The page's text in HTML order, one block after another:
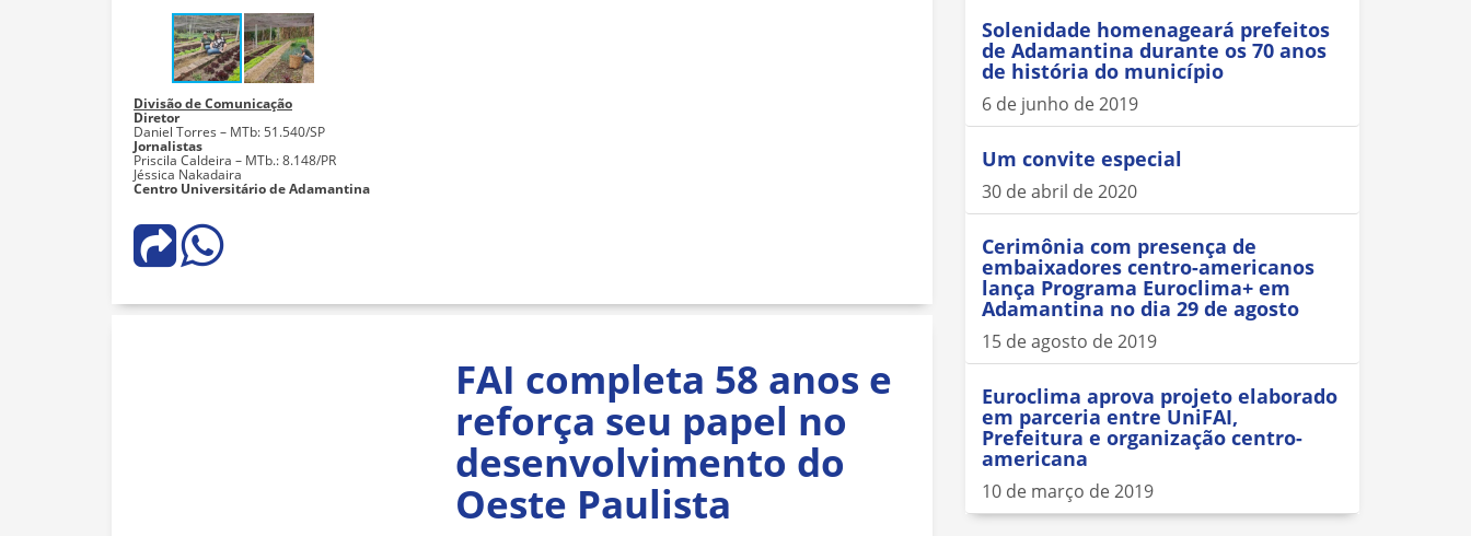
Divisão de Comunicação
Diretor
Daniel Torres – MTb: 51.540/SP
Jornalistas
Priscila Caldeira – MTb.: 8.148/PR
Jéssica Nakadaira
Centro Universitário de Adamantina
FAI completa 58 anos e
reforça seu papel no
desenvolvimento do
Oeste Paulista
Solenidade homenageará prefeitos
de Adamantina durante os 70 anos
de história do município
6 de junho de 2019
Um convite especial
30 de abril de 2020
Cerimônia com presença de
embaixadores centro-americanos
lança Programa Euroclima+ em
Adamantina no dia 29 de agosto
15 de agosto de 2019
Euroclima aprova projeto elaborado
em parceria entre UniFAI,
Prefeitura e organização centro-
americana
10 de março de 2019